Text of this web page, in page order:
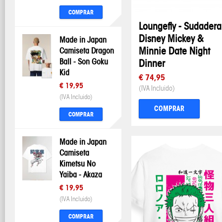
COMPRAR
Made in Japan
Camiseta Dragon
Ball - Son Goku
Kid
€ 19,95
(IVA Incluido)
COMPRAR
Made in Japan
Camiseta
Kimetsu No
Yaiba - Akaza
€ 19,95
(IVA Incluido)
COMPRAR
Loungefly - Sudadera
Disney Mickey &
Minnie Date Night
Dinner
€ 74,95
(IVA Incluido)
COMPRAR